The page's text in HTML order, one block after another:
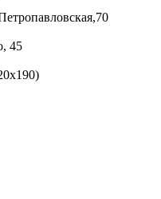
45